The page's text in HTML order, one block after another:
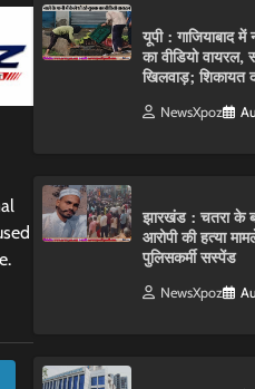
यूपी : गाजियाबाद
का वीडियो
खिलवाड़; शिकायत
NewsXpoz
झारखंड : चतरा के
आरोपी की हत्या
पुलिसकर्मी सस्पेंड
NewsXpoz